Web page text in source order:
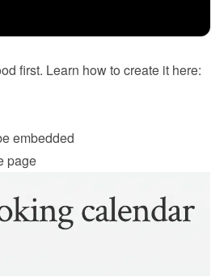
embedded
page